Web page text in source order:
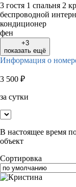
3 гостя 1 спальня 2
беспроводной
кондиционер
фен
+3
показать ещё
Информация о
3 500 ₽
за сутки
В настоящее время
объект
Сортировка